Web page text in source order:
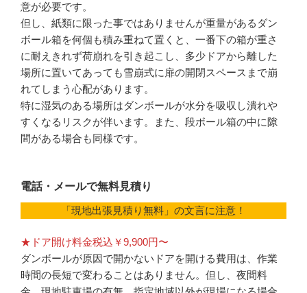
意が必要です。
但し、紙類に限った事ではありませんが重量があるダン
ボール箱を何個も積み重ねて置くと、一番下の箱が重さ
に耐えきれず荷崩れを引き起こし、多少ドアから離した
場所に置いてあっても雪崩式に扉の開閉スペースまで崩
れてしまう心配があります。
特に湿気のある場所はダンボールが水分を吸収し潰れや
すくなるリスクが伴います。また、段ボール箱の中に隙
間がある場合も同様です。
電話・メールで無料見積り
「現地出張見積り無料」の文言に注意！
★ドア開け料金税込￥9,900円〜
ダンボールが原因で開かないドアを開ける費用は、作業
時間の長短で変わることはありません。但し、夜間料